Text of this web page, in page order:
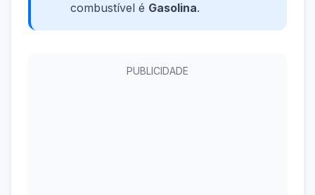
combustível é Gasolina.
PUBLICIDADE